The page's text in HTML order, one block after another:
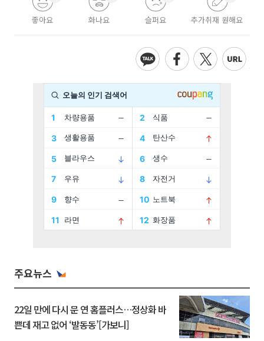
좋아요 화나요 슬퍼요 추가취재 원해요
주요뉴스
22일 만에 다시 문 연 홈플러스…정상화 바
쁜데 재고 없어 ‘발동동’[가보니]